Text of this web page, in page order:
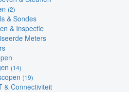
(2)
& Sondes
& Inspectie
Meters
(14)
(19)
& Connectiviteit